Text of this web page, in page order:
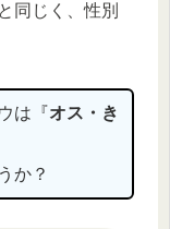
同じく、性別
は『オス・き
か？